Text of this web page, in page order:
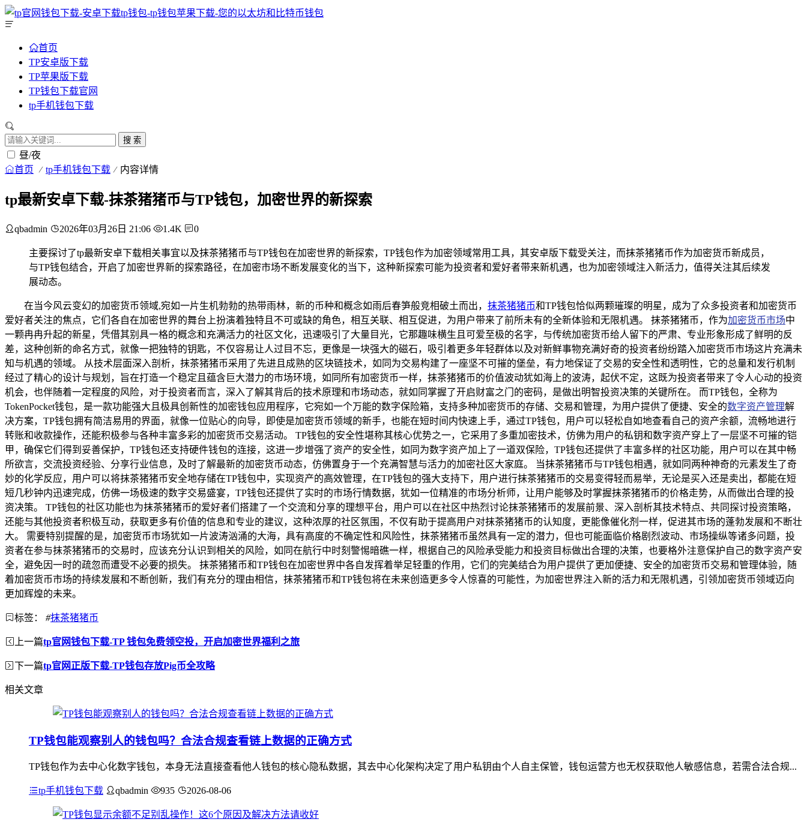
首页
TP安卓版下载
TP苹果版下载
TP钱包下载官网
tp手机钱包下载
搜 索
昼/夜
首页 tp手机钱包下载 内容详情
tp最新安卓下载-抹茶猪猪币与TP钱包，加密世界的新探索
qbadmin 2026年03月26日 21:06 1.4K 0
主要探讨了tp最新安卓下载相关事宜以及抹茶猪猪币与TP钱包在加密世界的新探索，TP钱包作为加密领域常用工具，其安卓版下载受关注，而抹茶猪猪币作为加密货币新成员，
与TP钱包结合，开启了加密世界新的探索路径，在加密市场不断发展变化的当下，这种新探索可能为投资者和爱好者带来新机遇，也为加密领域注入新活力，值得关注其后续发
展动态。
在当今风云变幻的加密货币领域,宛如一片生机勃勃的热带雨林，新的币种和概念如雨后春笋般竞相破土而出， 抹茶猪猪币和TP钱包恰似两颗璀璨的明星，成为了众多投资者和加密货币
爱好者关注的焦点，它们各自在加密世界的舞台上扮演着独特且不可或缺的角色，相互关联、相互促进，为用户带来了前所未有的全新体验和无限机遇。 抹茶猪猪币，作为加密货币市场中
一颗冉冉升起的新星，凭借其别具一格的概念和充满活力的社区文化，迅速吸引了大量目光，它那趣味横生且可爱至极的名字，与传统加密货币给人留下的严肃、专业形象形成了鲜明的反
差，这种创新的命名方式，就像一把独特的钥匙，不仅容易让人过目不忘，更像是一块强大的磁石，吸引着更多年轻群体以及对新鲜事物充满好奇的投资者纷纷踏入加密货币市场这片充满未
知与机遇的领域。 从技术层面深入剖析，抹茶猪猪币采用了先进且成熟的区块链技术，如同为交易构建了一座坚不可摧的堡垒，有力地保证了交易的安全性和透明性，它的总量和发行机制
经过了精心的设计与规划，旨在打造一个稳定且蕴含巨大潜力的市场环境，如同所有加密货币一样，抹茶猪猪币的价值波动犹如海上的波涛，起伏不定，这既为投资者带来了令人心动的投资
机会，也伴随着一定程度的风险，对于投资者而言，深入了解其背后的技术原理和市场动态，就如同掌握了开启财富之门的密码，是做出明智投资决策的关键所在。 而TP钱包，全称为
TokenPocket钱包，是一款功能强大且极具创新性的加密钱包应用程序，它宛如一个万能的数字保险箱，支持多种加密货币的存储、交易和管理，为用户提供了便捷、安全的数字资产管理解
决方案，TP钱包拥有简洁易用的界面，就像一位贴心的向导，即使是加密货币领域的新手，也能在短时间内快速上手，通过TP钱包，用户可以轻松自如地查看自己的资产余额，流畅地进行
转账和收款操作，还能积极参与各种丰富多彩的加密货币交易活动。 TP钱包的安全性堪称其核心优势之一，它采用了多重加密技术，仿佛为用户的私钥和数字资产穿上了一层坚不可摧的铠
甲，确保它们得到妥善保护，TP钱包还支持硬件钱包的连接，这进一步增强了资产的安全性，如同为数字资产加上了一道双保险，TP钱包还提供了丰富多样的社区功能，用户可以在其中畅
所欲言，交流投资经验、分享行业信息，及时了解最新的加密货币动态，仿佛置身于一个充满智慧与活力的加密社区大家庭。 当抹茶猪猪币与TP钱包相遇，就如同两种神奇的元素发生了奇
妙的化学反应，用户可以将抹茶猪猪币安全地存储在TP钱包中，实现资产的高效管理，在TP钱包的强大支持下，用户进行抹茶猪猪币的交易变得轻而易举，无论是买入还是卖出，都能在短
短几秒钟内迅速完成，仿佛一场极速的数字交易盛宴，TP钱包还提供了实时的市场行情数据，犹如一位精准的市场分析师，让用户能够及时掌握抹茶猪猪币的价格走势，从而做出合理的投
资决策。 TP钱包的社区功能也为抹茶猪猪币的爱好者们搭建了一个交流和分享的理想平台，用户可以在社区中热烈讨论抹茶猪猪币的发展前景、深入剖析其技术特点、共同探讨投资策略，
还能与其他投资者积极互动，获取更多有价值的信息和专业的建议，这种浓厚的社区氛围，不仅有助于提高用户对抹茶猪猪币的认知度，更能像催化剂一样，促进其市场的蓬勃发展和不断壮
大。 需要特别提醒的是，加密货币市场犹如一片波涛汹涌的大海，具有高度的不确定性和风险性，抹茶猪猪币虽然具有一定的潜力，但也可能面临价格剧烈波动、市场操纵等诸多问题，投
资者在参与抹茶猪猪币的交易时，应该充分认识到相关的风险，如同在航行中时刻警惕暗礁一样，根据自己的风险承受能力和投资目标做出合理的决策，也要格外注意保护自己的数字资产安
全，避免因一时的疏忽而遭受不必要的损失。 抹茶猪猪币和TP钱包在加密世界中各自发挥着举足轻重的作用，它们的完美结合为用户提供了更加便捷、安全的加密货币交易和管理体验，随
着加密货币市场的持续发展和不断创新，我们有充分的理由相信，抹茶猪猪币和TP钱包将在未来创造更多令人惊喜的可能性，为加密世界注入新的活力和无限机遇，引领加密货币领域迈向
更加辉煌的未来。
标签： #抹茶猪猪币
上一篇tp官网钱包下载-TP 钱包免费领空投，开启加密世界福利之旅
下一篇tp官网正版下载-TP钱包存放Pig币全攻略
相关文章
TP钱包能观察别人的钱包吗？合法合规查看链上数据的正确方式
TP钱包作为去中心化数字钱包，本身无法直接查看他人钱包的核心隐私数据，其去中心化架构决定了用户私钥由个人自主保管，钱包运营方也无权获取他人敏感信息，若需合法合规...
tp手机钱包下载 qbadmin 935 2026-08-06